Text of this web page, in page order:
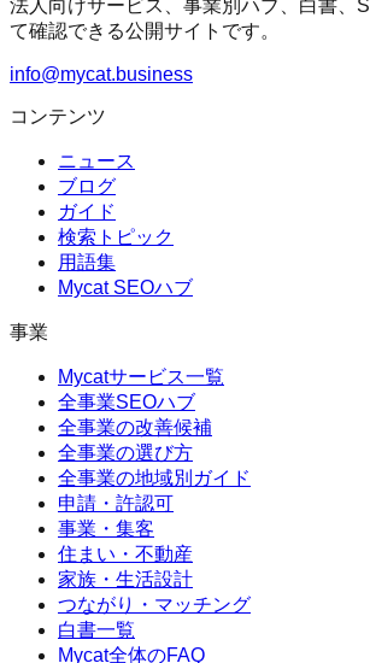
法人向けサービス、事業別ハブ、白書、
て確認できる公開サイトです。
info@mycat.business
コンテンツ
ニュース
ブログ
ガイド
検索トピック
用語集
Mycat SEOハブ
事業
Mycatサービス一覧
全事業SEOハブ
全事業の改善候補
全事業の選び方
全事業の地域別ガイド
申請・許認可
事業・集客
住まい・不動産
家族・生活設計
つながり・マッチング
白書一覧
Mycat全体のFAQ